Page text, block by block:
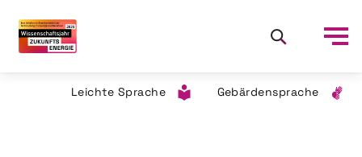
Leichte Sprache Gebärdensprache